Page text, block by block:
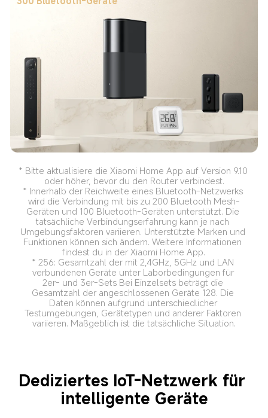
* Bitte aktualisiere die Xiaomi Home App auf Version 9.10
oder höher, bevor du den Router verbindest.
* Innerhalb der Reichweite eines Bluetooth-Netzwerks
wird die Verbindung mit bis zu 200 Bluetooth Mesh-
Geräten und 100 Bluetooth-Geräten unterstützt. Die
tatsächliche Verbindungserfahrung kann je nach
Umgebungsfaktoren variieren. Unterstützte Marken und
Funktionen können sich ändern. Weitere Informationen
findest du in der Xiaomi Home App.
* 256: Gesamtzahl der mit 2,4GHz, 5GHz und LAN
verbundenen Geräte unter Laborbedingungen für
2er- und 3er-Sets Bei Einzelsets beträgt die
Gesamtzahl der angeschlossenen Geräte 128. Die
Daten können aufgrund unterschiedlicher
Testumgebungen, Gerätetypen und anderer Faktoren
variieren. Maßgeblich ist die tatsächliche Situation.
Dediziertes IoT-Netzwerk für
intelligente Geräte